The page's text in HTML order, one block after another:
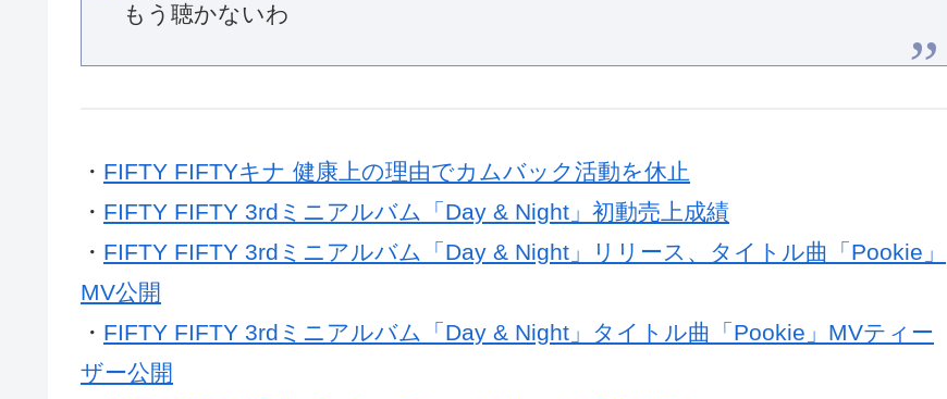
もう聴かないわ
・ FIFTY FIFTYキナ 健康上の理由でカムバック活動を休止
・ FIFTY FIFTY 3rdミニアルバム「Day & Night」初動売上成績
・ FIFTY FIFTY 3rdミニアルバム「Day & Night」リリース、タイトル曲「Pookie」
MV公開
・ FIFTY FIFTY 3rdミニアルバム「Day & Night」タイトル曲「Pookie」MVティー
ザー公開